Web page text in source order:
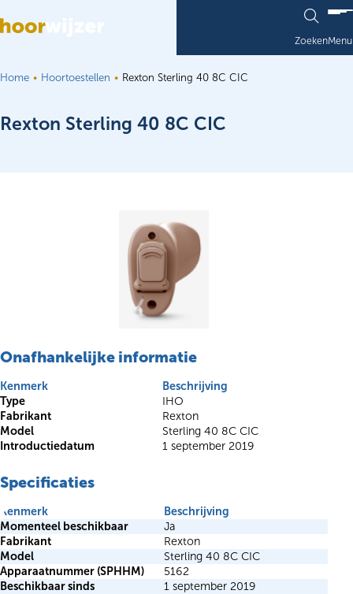
ZoekenMenu
Home Hoortoestellen Rexton Sterling 40 8C CIC
Rexton Sterling 40 8C CIC
Onafhankelijke informatie
Kenmerk
Beschrijving
Type
IHO
Fabrikant
Rexton
Model
Sterling 40 8C CIC
Introductiedatum
1 september 2019
Specificaties
Kenmerk
Beschrijving
Momenteel beschikbaar
Ja
Fabrikant
Rexton
Model
Sterling 40 8C CIC
Apparaatnummer (SPHHM)
5162
Beschikbaar sinds
1 september 2019